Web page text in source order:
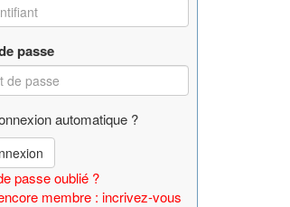
passe
automatique ?
passe oublié ?
membre : incrivez-vous